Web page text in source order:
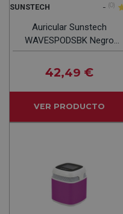
SUNSTECH - (0)
Auricular Sunstech
WAVESPODSBK Negro
Bluetooth USB Rango 10 M
42,49 €
VER PRODUCTO